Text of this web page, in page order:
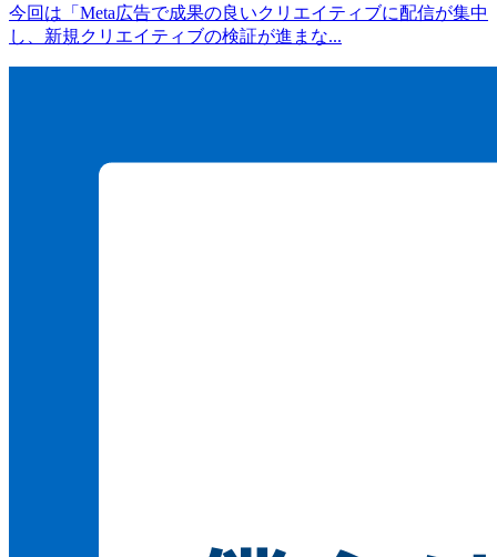
今回は「Meta広告で成果の良いクリエイティブに配信が集中
し、新規クリエイティブの検証が進まな...